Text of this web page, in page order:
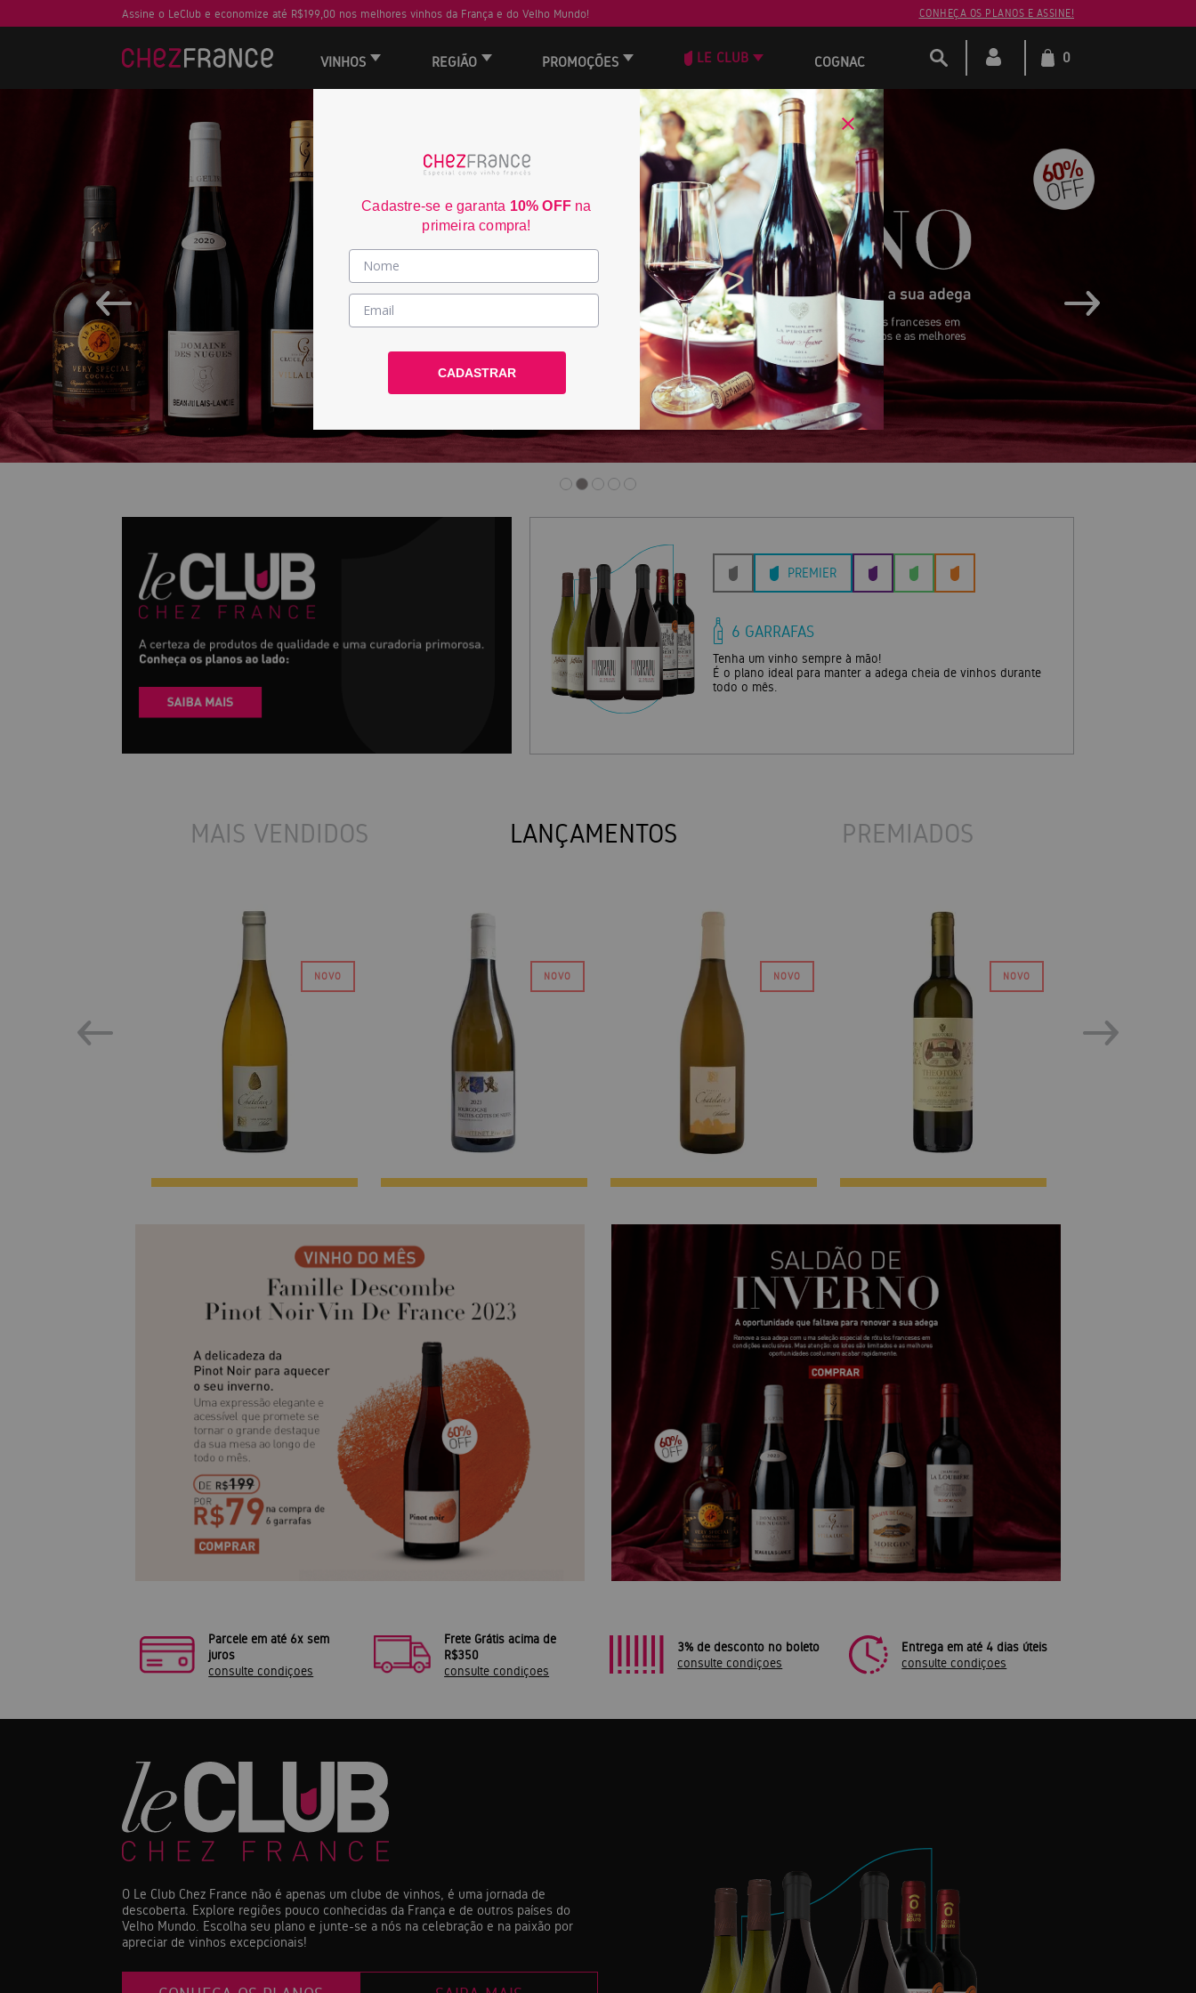
Assine o LeClub e economize até R$199,00 nos melhores vinhos da França e do Velho Mundo! CONHEÇA OS PLANOS E ASSINE!
VINHOS REGIÃO PROMOÇÕES LE CLUB COGNAC 0
Neste novo plano você receberá mensalmente somente
da França.
6 GARRAFAS
Tenha um vinho sempre à mão!
É o plano ideal para manter a adega cheia de vinhos durante
todo o mês.
PREMIER
MAIS VENDIDOS LANÇAMENTOS PREMIADOS
Parcele em até 6x sem
juros
consulte condiçoes
Frete Grátis acima de
R$350
consulte condiçoes
3% de desconto no boleto
consulte condiçoes
Entrega em até 4 dias úteis
consulte condiçoes
O Le Club Chez France não é apenas um clube de vinhos, é uma jornada de
descoberta. Explore regiões pouco conhecidas da França e de outros países do
Velho Mundo. Escolha seu plano e junte-se a nós na celebração e na paixão por
apreciar de vinhos excepcionais!
Cadastre-se e garanta 10% OFF na
primeira compra!
CADASTRAR